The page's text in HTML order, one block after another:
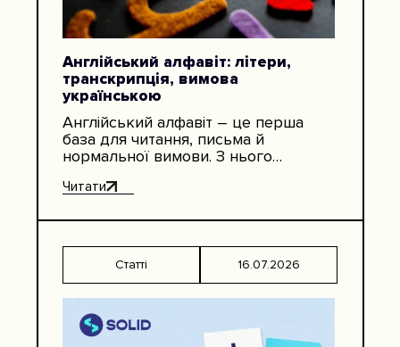
Англійський алфавіт: літери,
транскрипція, вимова
українською
Англійський алфавіт – це перша
база для читання, письма й
нормальної вимови. З нього
email-адрес, імена в документах,
Читати
Статті 16.07.2026